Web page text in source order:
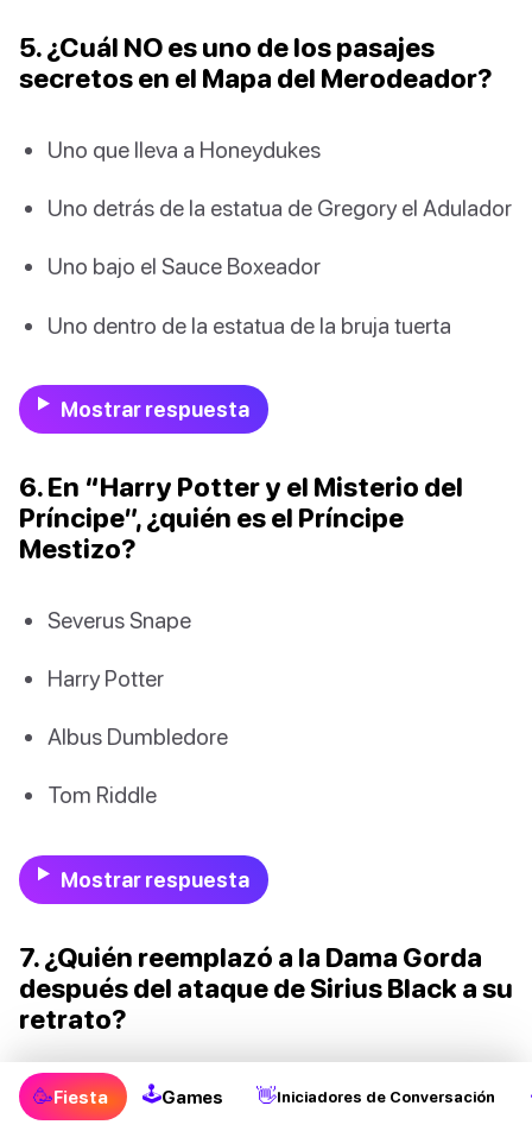
5. ¿Cuál NO es uno de los pasajes
secretos en el Mapa del Merodeador?
Uno que lleva a Honeydukes
Uno detrás de la estatua de Gregory el Adulador
Uno bajo el Sauce Boxeador
Uno dentro de la estatua de la bruja tuerta
Mostrar respuesta
6. En “Harry Potter y el Misterio del
Príncipe”, ¿quién es el Príncipe
Mestizo?
Severus Snape
Harry Potter
Albus Dumbledore
Tom Riddle
Mostrar respuesta
7. ¿Quién reemplazó a la Dama Gorda
después del ataque de Sirius Black a su
retrato?
La Dama Gris
🥳Fiesta 🕹Games 👋Iniciadores de Conversación